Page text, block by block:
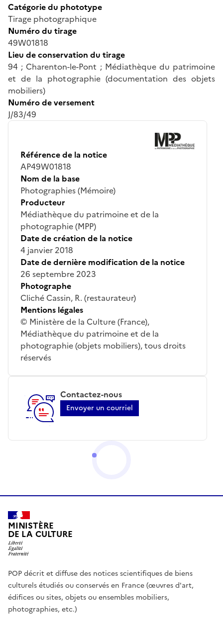
Catégorie du phototype
Tirage photographique
Numéro du tirage
49W01818
Lieu de conservation du tirage
94 ; Charenton-le-Pont ; Médiathèque du patrimoine
et de la photographie (documentation des objets
mobiliers)
Numéro de versement
J/83/49
Référence de la notice
AP49W01818
Nom de la base
Photographies (Mémoire)
Producteur
Médiathèque du patrimoine et de la
photographie (MPP)
Date de création de la notice
4 janvier 2018
Date de dernière modification de la notice
26 septembre 2023
Photographe
Cliché Cassin, R. (restaurateur)
Mentions légales
© Ministère de la Culture (France),
Médiathèque du patrimoine et de la
photographie (objets mobiliers), tous droits
réservés
Contactez-nous
Envoyer un courriel
MINISTÈRE
DE LA CULTURE
POP décrit et diffuse des notices scientifiques de biens
culturels étudiés ou conservés en France (œuvres d'art,
édifices ou sites, objets ou ensembles mobiliers,
photographies, etc.)